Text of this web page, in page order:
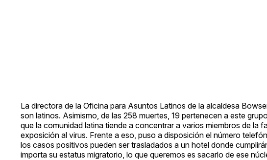
La directora de la Oficina para Asuntos Latinos de la alcaldesa
son latinos. Asimismo, de las 258 muertes, 19 pertenecen a este
que la comunidad latina tiende a concentrar a varios miembros de la
exposición al virus. Frente a eso, puso a disposición el número
los casos positivos pueden ser trasladados a un hotel donde
importa su estatus migratorio, lo que queremos es sacarlo de ese